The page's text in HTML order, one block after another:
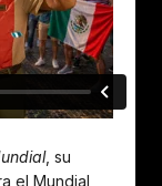
, su
el Mundial